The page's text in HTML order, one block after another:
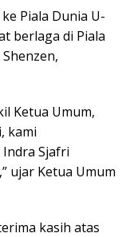
Piala Dunia U-
berlaga di Piala
Ketua Umum,
kami
Sjafri
ujar Ketua Umum
kasih atas